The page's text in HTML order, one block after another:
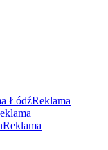
ŁódźReklama
Reklama